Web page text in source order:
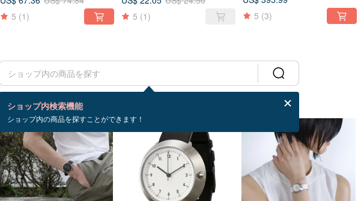
5 (1)
エイティングトゥースパウダ
ー 5 (1)
5 (3)
ショップ内検索機能
ショップ内の商品を探すことができます！
検索結果：62 件